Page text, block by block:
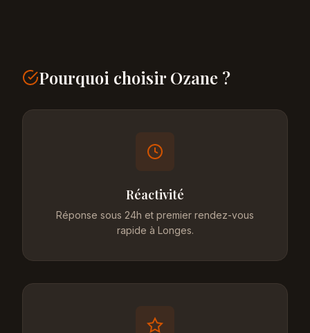
Pourquoi choisir Ozane ?
Réactivité
Réponse sous 24h et premier rendez-vous
rapide à Longes.